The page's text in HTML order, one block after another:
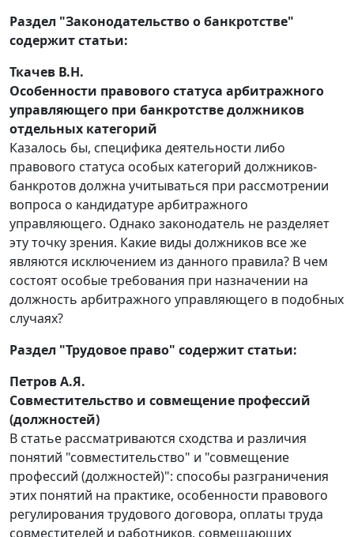
Раздел "Законодательство о банкротстве"
содержит статьи:
Ткачев В.Н.
Особенности правового статуса арбитражного
управляющего при банкротстве должников
отдельных категорий
Казалось бы, специфика деятельности либо
правового статуса особых категорий должников-
банкротов должна учитываться при рассмотрении
вопроса о кандидатуре арбитражного
управляющего. Однако законодатель не разделяет
эту точку зрения. Какие виды должников все же
являются исключением из данного правила? В чем
состоят особые требования при назначении на
должность арбитражного управляющего в подобных
случаях?
Раздел "Трудовое право" содержит статьи:
Петров А.Я.
Совместительство и совмещение профессий
(должностей)
В статье рассматриваются сходства и различия
понятий "совместительство" и "совмещение
профессий (должностей)": способы разграничения
этих понятий на практике, особенности правового
регулирования трудового договора, оплаты труда
совместителей и работников, совмещающих